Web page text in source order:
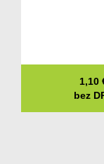
1,10
bez